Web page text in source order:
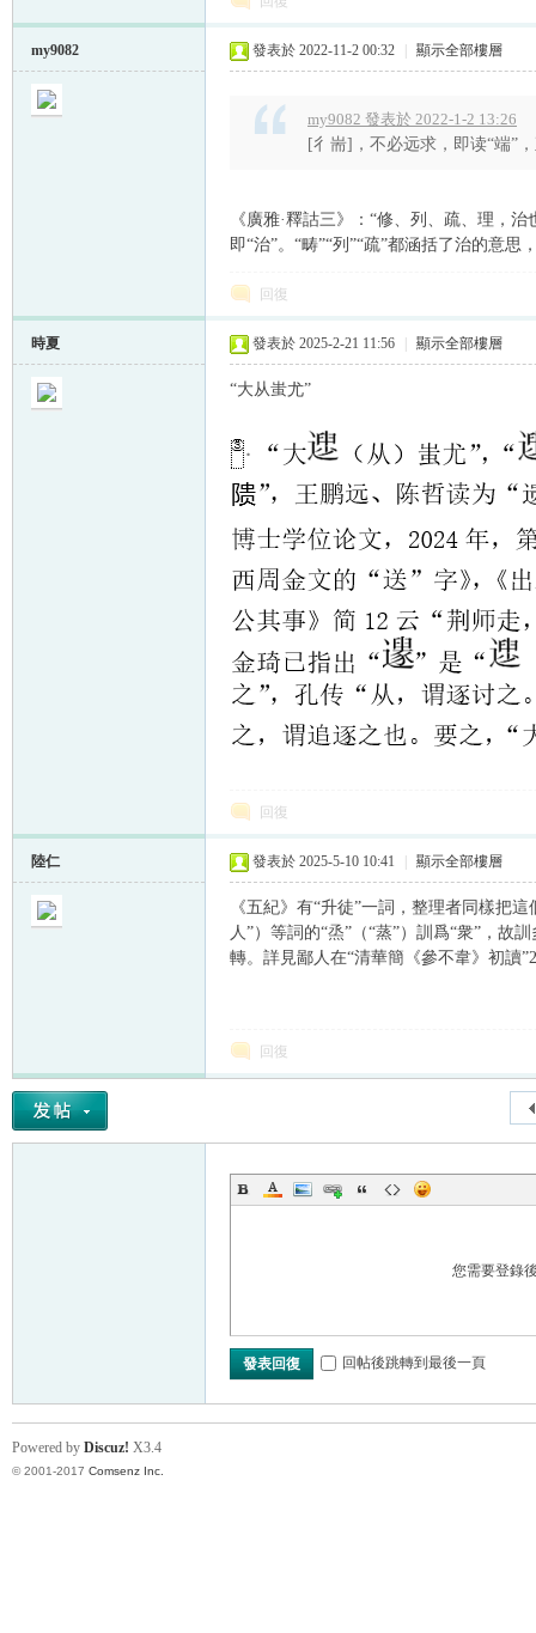
my9082 發表於 2022-11-2 00:32 顯示全部樓層
my9082 發表於 2022-1-2 13:26
[彳耑]，不必远求，即读“端”
《廣雅·釋詁三》：“修、列、疏、理，
即“治”。“畴”“列”“疏”都涵括了治的意
回復
時夏 發表於 2025-2-21 11:56 顯示全部樓層
“大从蚩尤”
回復
陸仁 發表於 2025-5-10 10:41 顯示全部樓層
《五紀》有“升徒”一詞，整理者同樣把
人”）等詞的“烝”（“蒸”）訓爲“衆”，故
轉。詳見鄙人在“清華簡《參不韋》初讀
回復
您需要登錄
發表回復 回帖後跳轉到最後一頁
Powered by Discuz! X3.4
© 2001-2017 Comsenz Inc.